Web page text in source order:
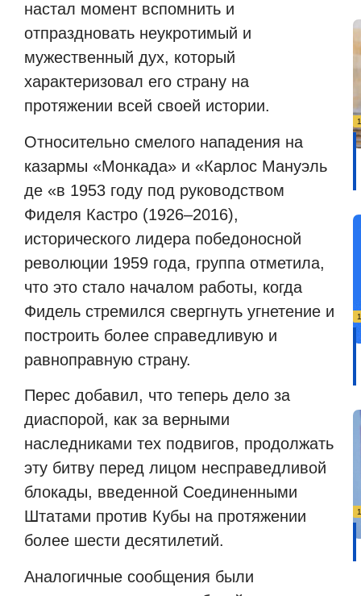
настал момент вспомнить и
отпраздновать неукротимый и
мужественный дух, который
характеризовал его страну на
протяжении всей своей истории.
Относительно смелого нападения на
казармы «Монкада» и «Карлос Мануэль
де «в 1953 году под руководством
Фиделя Кастро (1926–2016),
исторического лидера победоносной
революции 1959 года, группа отметила,
что это стало началом работы, когда
Фидель стремился свергнуть угнетение и
построить более справедливую и
равноправную страну.
Перес добавил, что теперь дело за
диаспорой, как за верными
наследниками тех подвигов, продолжать
эту битву перед лицом несправедливой
блокады, введенной Соединенными
Штатами против Кубы на протяжении
более шести десятилетий.
Аналогичные сообщения были